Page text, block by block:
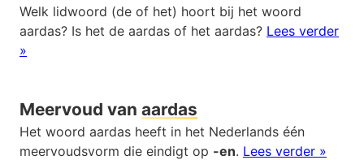
Welk lidwoord (de of het) hoort bij het woord
aardas? Is het de aardas of het aardas? Lees verder
»
Meervoud van aardas
Het woord aardas heeft in het Nederlands één
meervoudsvorm die eindigt op -en. Lees verder »